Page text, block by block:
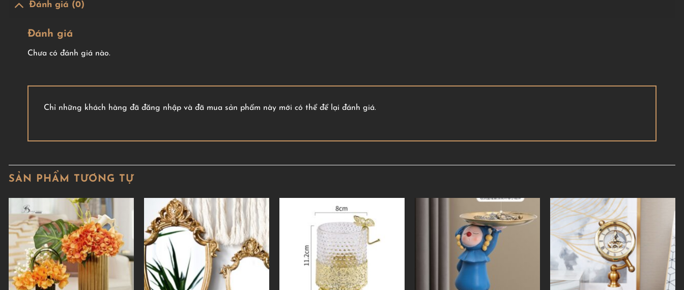
Đánh giá (0)
Đánh giá
Chưa có đánh giá nào.
Chỉ những khách hàng đã đăng nhập và đã mua sản phẩm này mới có thể để lại đánh giá.
SẢN PHẨM TƯƠNG TỰ